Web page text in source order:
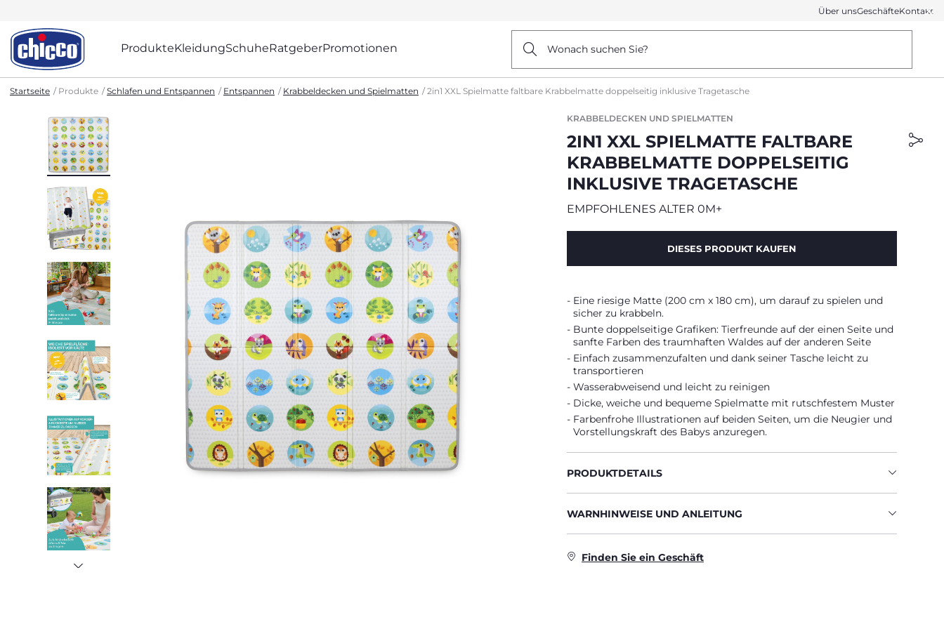
Über unsGeschäfteKontakt
ProdukteKleidungSchuheRatgeberPromotionen Wonach suchen Sie?
Startseite Produkte Schlafen und Entspannen Entspannen Krabbeldecken und Spielmatten 2in1 XXL Spielmatte faltbare Krabbelmatte doppelseitig inklusive Tragetasche
KRABBELDECKEN UND SPIELMATTEN
2IN1 XXL SPIELMATTE FALTBARE
KRABBELMATTE DOPPELSEITIG
INKLUSIVE TRAGETASCHE
EMPFOHLENES ALTER 0M+
DIESES PRODUKT KAUFEN
Eine riesige Matte (200 cm x 180 cm), um darauf zu spielen und
sicher zu krabbeln.
Bunte doppelseitige Grafiken: Tierfreunde auf der einen Seite und
sanfte Farben des traumhaften Waldes auf der anderen Seite
Einfach zusammenzufalten und dank seiner Tasche leicht zu
transportieren
Wasserabweisend und leicht zu reinigen
Dicke, weiche und bequeme Spielmatte mit rutschfestem Muster
Farbenfrohe Illustrationen auf beiden Seiten, um die Neugier und
Vorstellungskraft des Babys anzuregen.
PRODUKTDETAILS
WARNHINWEISE UND ANLEITUNG
Finden Sie ein Geschäft